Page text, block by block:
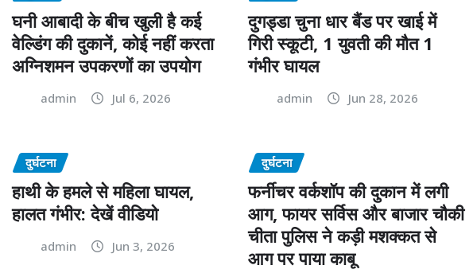
घनी आबादी के बीच खुली है कई
वेल्डिंग की दुकानें, कोई नहीं करता
अग्निशमन उपकरणों का उपयोग
admin Jul 6, 2026
दुगड्डा चुना धार बैंड पर खाई में
गिरी स्कूटी, 1 युवती की मौत 1
गंभीर घायल
admin Jun 28, 2026
दुर्घटना
हाथी के हमले से महिला घायल,
हालत गंभीर: देखें वीडियो
admin Jun 3, 2026
दुर्घटना
फर्नीचर वर्कशॉप की दुकान में लगी
आग, फायर सर्विस और बाजार चौकी
चीता पुलिस ने कड़ी मशक्कत से
आग पर पाया काबू